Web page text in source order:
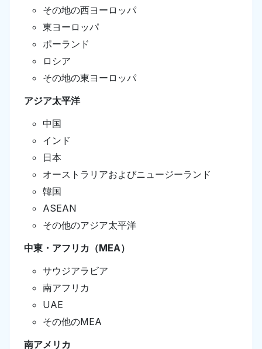
その地の西ヨーロッパ
東ヨーロッパ
ポーランド
ロシア
その地の東ヨーロッパ
アジア太平洋
中国
インド
日本
オーストラリアおよびニュージーランド
韓国
ASEAN
その他のアジア太平洋
中東・アフリカ（MEA）
サウジアラビア
南アフリカ
UAE
その他のMEA
南アメリカ